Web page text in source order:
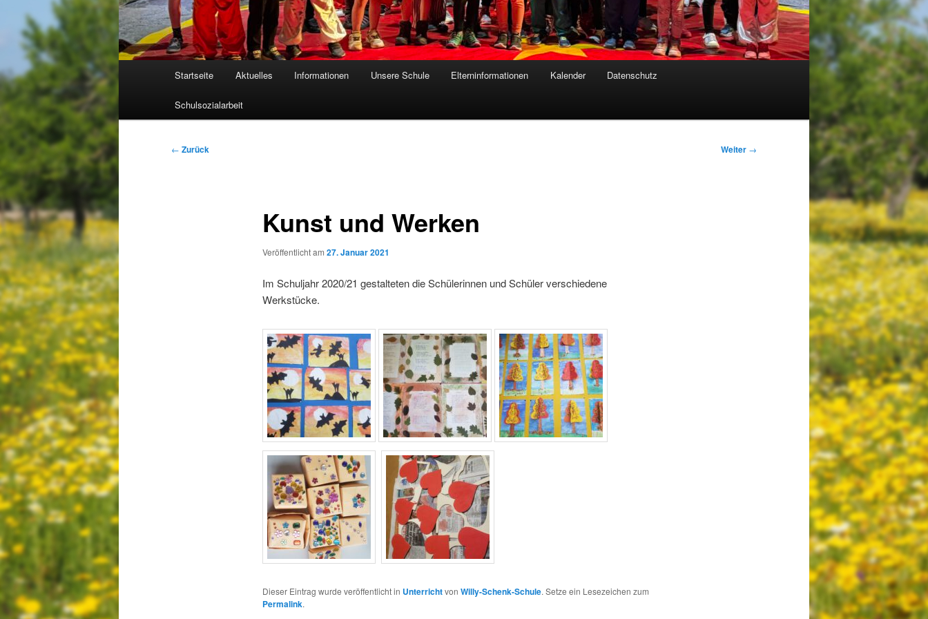
Startseite Aktuelles Informationen Unsere Schule Elterninformationen Kalender Datenschutz
Schulsozialarbeit
Beitragsnavigation
← Zurück Weiter →
Kunst und Werken
Veröffentlicht am 27. Januar 2021
Im Schuljahr 2020/21 gestalteten die Schülerinnen und Schüler verschiedene
Werkstücke.
Dieser Eintrag wurde veröffentlicht in Unterrichtvon Willy-Schenk-Schule. Setze ein Lesezeichen zum
Permalink.